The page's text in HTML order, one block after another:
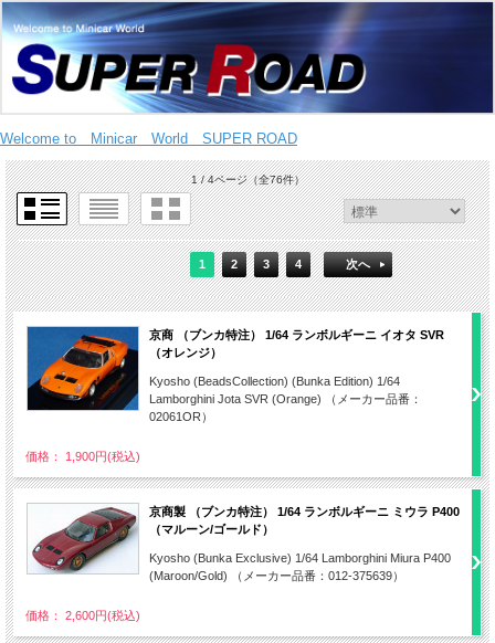
Welcome to Minicar World SUPER ROAD
1 / 4ページ（全76件）
1 2 3 4 次へ
京商 （ブンカ特注） 1/64 ランボルギーニ イオタ SVR
（オレンジ）
Kyosho (BeadsCollection) (Bunka Edition) 1/64
Lamborghini Jota SVR (Orange) （メーカー品番：
02061OR）
価格： 1,900円(税込)
京商製 （ブンカ特注） 1/64 ランボルギーニ ミウラ P400
（マルーン/ゴールド）
Kyosho (Bunka Exclusive) 1/64 Lamborghini Miura P400
(Maroon/Gold) （メーカー品番：012-375639）
価格： 2,600円(税込)